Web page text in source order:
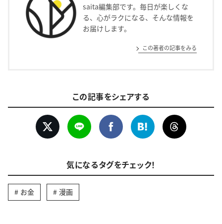
saita編集部です。毎日が楽しくな
る、心がラクになる、そんな情報を
お届けします。
この著者の記事をみる
この記事をシェアする
気になるタグをチェック！
お金 漫画